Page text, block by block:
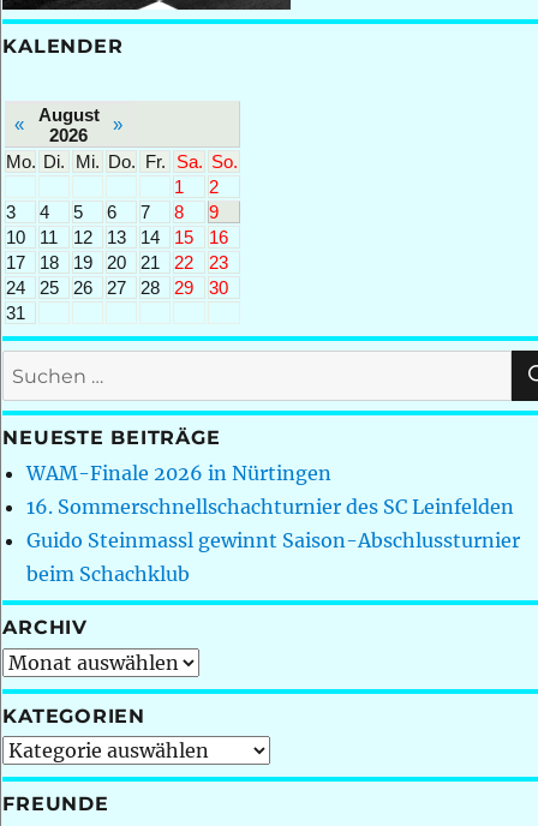
KALENDER
«
August
2026
»
Mo. Di. Mi. Do. Fr. Sa. So.
1
2
3
4 5 6 7 8
9
10
11 12 13 14 15
16
17
18 19 20 21 22
23
24
25 26 27 28 29
30
31
Suchen
nach:
NEUESTE BEITRÄGE
WAM-Finale 2026 in Nürtingen
16. Sommerschnellschachturnier des SC Leinfelden
Guido Steinmassl gewinnt Saison-Abschlussturnier
beim Schachklub
ARCHIV
Archiv
KATEGORIEN
Kategorien
FREUNDE